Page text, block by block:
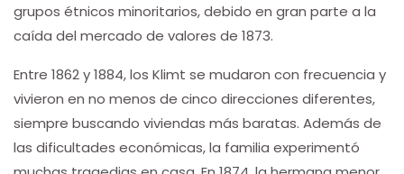
grupos étnicos minoritarios, debido en gran parte a la
caída del mercado de valores de 1873.
Entre 1862 y 1884, los Klimt se mudaron con frecuencia y
vivieron en no menos de cinco direcciones diferentes,
siempre buscando viviendas más baratas. Además de
las dificultades económicas, la familia experimentó